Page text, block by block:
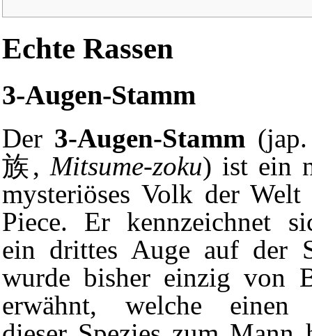
Echte Rassen
3-Augen-Stamm
Der 3-Augen-Stamm
族, Mitsume-zoku) ist ein
mysteriöses Volk der
Piece. Er kennzeichnet
ein drittes Auge auf der
wurde bisher einzig von
erwähnt, welche einen